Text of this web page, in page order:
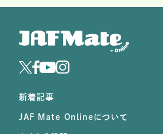
新着記事
JAF Mate Onlineについて